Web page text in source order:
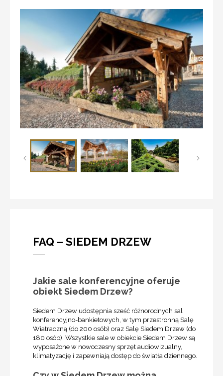
FAQ – SIEDEM DRZEW
Jakie sale konferencyjne oferuje
obiekt Siedem Drzew?
Siedem Drzew udostępnia sześć różnorodnych sal
konferencyjno-bankietowych, w tym przestronną Salę
Wiatraczną (do 200 osób) oraz Salę Siedem Drzew (do
180 osób). Wszystkie sale w obiekcie Siedem Drzew są
wyposażone w nowoczesny sprzęt audiowizualny,
klimatyzację i zapewniają dostęp do światła dziennego.